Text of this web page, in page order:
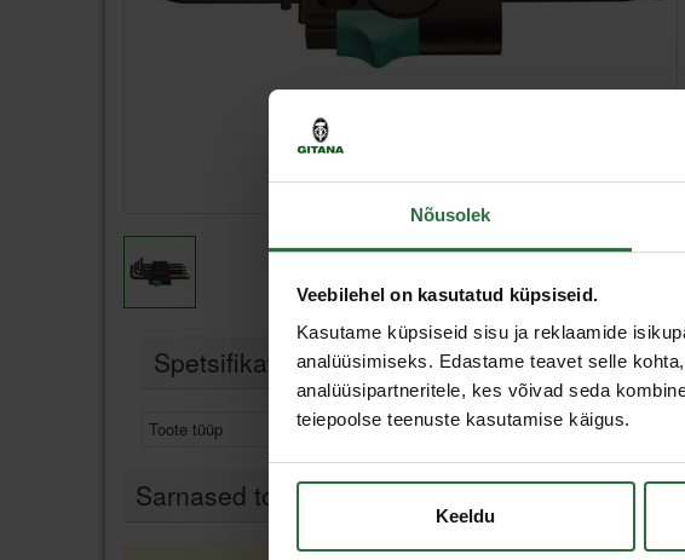
Nõusolek
Veebilehel on kasutatud küpsiseid.
Kasutame küpsiseid sisu ja reklaamide
analüüsimiseks. Edastame teavet selle
analüüsipartneritele, kes võivad seda
teiepoolse teenuste kasutamise käigus.
Keeldu
Spetsifikatsioon
Toote tüüp Komplekt
Sarnased tooted